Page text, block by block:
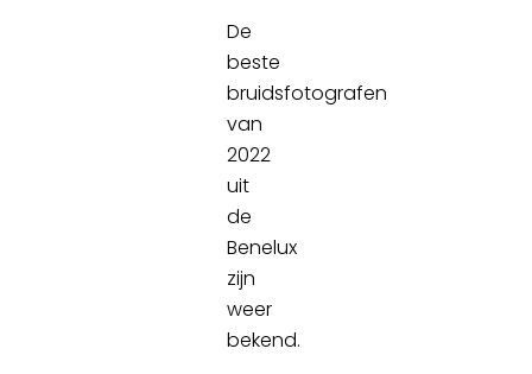
De
beste
bruidsfotografen
van
2022
uit
de
Benelux
zijn
weer
bekend.